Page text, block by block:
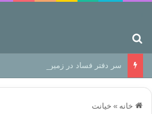
سر دفتر فساد در زمین‌، دوری
خانه » خیانت